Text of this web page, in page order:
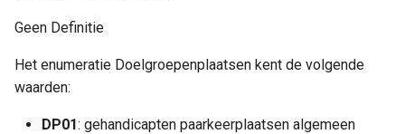
Geen Definitie
Het enumeratie Doelgroepenplaatsen kent de volgende
waarden:
DP01: gehandicapten paarkeerplaatsen algemeen